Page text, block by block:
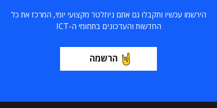
הירשמו עכשיו ותקבלו גם אתם ניוזלטר מקצועי יומי, המרכז את כל
החדשות והעדכונים בתחומי ה-ICT
הרשמה